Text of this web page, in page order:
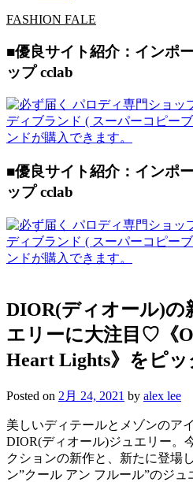
FASHION FALE
■優良サイト紹介：インポ
ップ cclab
■優良サイト紹介：インポ
ップ cclab
DIOR(ディオール)の
エリーに大注目♡《
Heart Lights》をピ
Posted on 2月 24, 2021 by alex lee
美しいディテールとメゾンのア
DIOR(ディオール)ジュエリー。
クションの新作と、新たに登場
ン”クール アン フルール”のジ